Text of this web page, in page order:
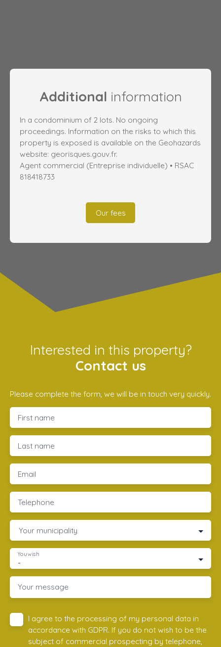
Additional information
In a condominium of 2 lots. No ongoing
proceedings. Information on the risks to which this
property is exposed is available on the Geohazards
website: georisques.gouv.fr.
Agent commercial (Entreprise individuelle) • RSAC
818418733
Our fees
Interested in this property?
Contact us
Please complete the form, we will be in touch very quickly.
First name
Last name
Email
Telephone
Your municipality
-
You wish
Your message
I agree to the processing of my personal data in
accordance with GDPR. If you do not wish to be the
subject of commercial prospecting by telephone,